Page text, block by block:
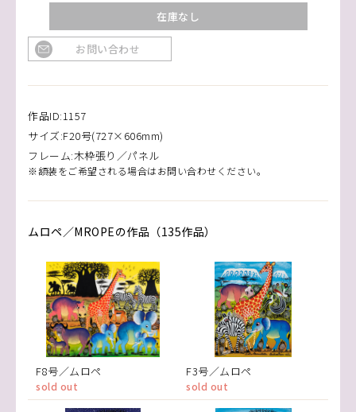
在庫なし
お問い合わせ
作品ID:1157
サイズ:F20号(727×606mm)
フレーム:木枠張り／パネル
※額装をご希望される場合はお問い合わせください。
ムロペ／MROPEの作品（135作品）
F8号／ムロペ
sold out
F3号／ムロペ
sold out